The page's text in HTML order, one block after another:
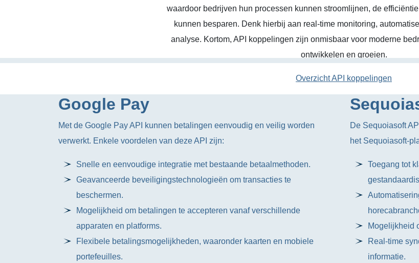
waardoor bedrijven hun processen kunnen stroomlijnen, de
kunnen besparen. Denk hierbij aan real-time monitoring,
analyse. Kortom, API koppelingen zijn onmisbaar voor moderne
ontwikkelen en groeien.
Overzicht API koppelingen
Google Pay
Met de Google Pay API kunnen betalingen eenvoudig en veilig worden
verwerkt. Enkele voordelen van deze API zijn:
Snelle en eenvoudige integratie met bestaande betaalmethoden.
Geavanceerde beveiligingstechnologieën om transacties te
beschermen.
Mogelijkheid om betalingen te accepteren vanaf verschillende
apparaten en platforms.
Flexibele betalingsmogelijkheden, waaronder kaarten en mobiele
portefeuilles.
De Sequoiasoft
het Sequoiasoft-
Toegang tot
Mogelijkheid
Real-time
informatie.